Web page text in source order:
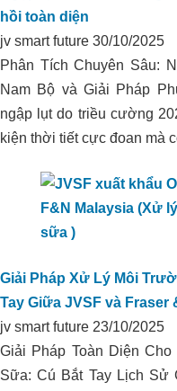
Xử lý môi
hồi toàn diện
jv smart future 30/10/2025
Phân Tích Chuyên Sâu:
Nam Bộ và Giải Pháp
ngập lụt do triều cường
kiện thời tiết cực đoan mà
Giải Pháp Xử Lý Môi
Tay Giữa JVSF và Fraser
jv smart future 23/10/2025
Giải Pháp Toàn Diện
Sữa: Cú Bắt Tay Lịch Sử